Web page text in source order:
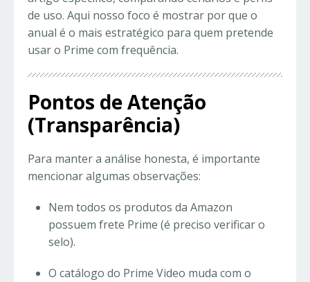
de uso. Aqui nosso foco é mostrar por que o
anual é o mais estratégico para quem pretende
usar o Prime com frequência.
Pontos de Atenção
(Transparência)
Para manter a análise honesta, é importante
mencionar algumas observações:
Nem todos os produtos da Amazon
possuem frete Prime (é preciso verificar o
selo).
O catálogo do Prime Video muda com o